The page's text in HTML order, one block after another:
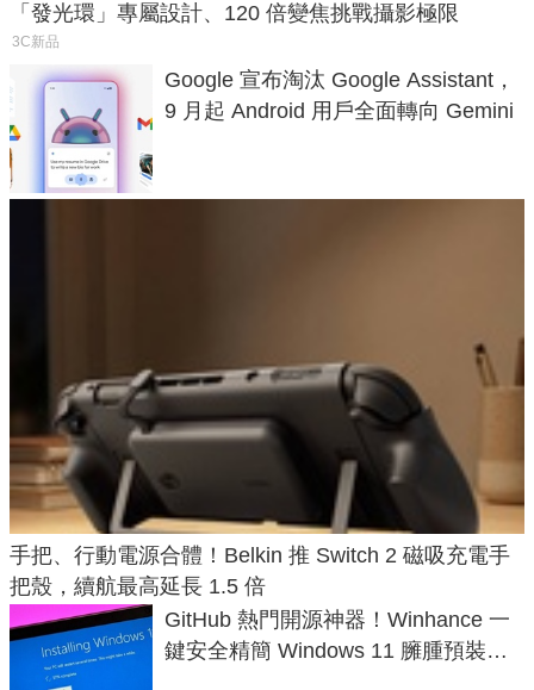
「發光環」專屬設計、120 倍變焦挑戰攝影極限
3C新品
Google 宣布淘汰 Google Assistant，
9 月起 Android 用戶全面轉向 Gemini
手把、行動電源合體！Belkin 推 Switch 2 磁吸充電手
把殼，續航最高延長 1.5 倍
GitHub 熱門開源神器！Winhance 一
鍵安全精簡 Windows 11 臃腫預裝軟